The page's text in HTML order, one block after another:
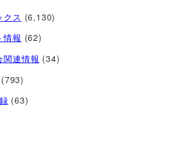
クス (6,130)
情報 (62)
関連情報 (34)
(793)
(63)